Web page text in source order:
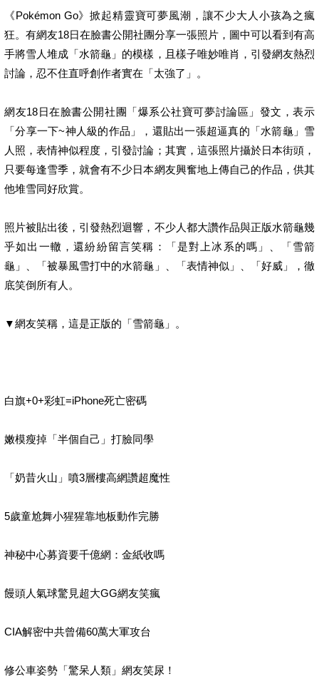
《Pokémon Go》掀起精靈寶可夢風潮，讓不少大人小孩為之瘋
狂。有網友18日在臉書公開社團分享一張照片，圖中可以看到有高
手將雪人堆成「水箭龜」的模樣，且樣子唯妙唯肖，引發網友熱烈
討論，忍不住直呼創作者實在「太強了」。
網友18日在臉書公開社團「爆系公社寶可夢討論區」發文，表示
「分享一下~神人級的作品」，還貼出一張超逼真的「水箭龜」雪
人照，表情神似程度，引發討論；其實，這張照片攝於日本街頭，
只要每逢雪季，就會有不少日本網友興奮地上傳自己的作品，供其
他堆雪同好欣賞。
照片被貼出後，引發熱烈迴響，不少人都大讚作品與正版水箭龜幾
乎如出一轍，還紛紛留言笑稱：「是對上冰系的嗎」、「雪箭
龜」、「被暴風雪打中的水箭龜」、「表情神似」、「好威」，徹
底笑倒所有人。
▼網友笑稱，這是正版的「雪箭龜」。
白旗+0+彩虹=iPhone死亡密碼
嫩模瘦掉「半個自己」打臉同學
「奶昔火山」噴3層樓高網讚超魔性
5歲童尬舞小猩猩靠地板動作完勝
神秘中心募資要千億網：金紙收嗎
饅頭人氣球驚見超大GG網友笑瘋
CIA解密中共曾備60萬大軍攻台
修公車姿勢「驚呆人類」網友笑尿！